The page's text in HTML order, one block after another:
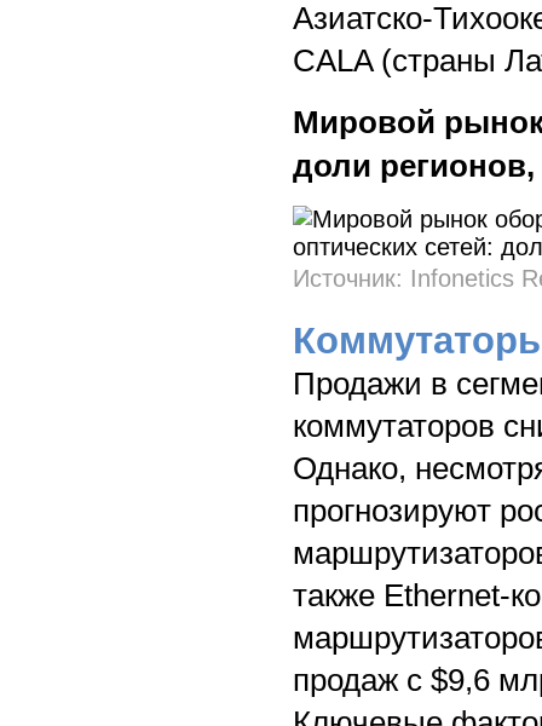
Азиатско-
CALA (страны
Мировой рынок
доли регионов,
Источник: Infonetics
Продажи в
коммутаторов
Однако,
прогнозируют
также Ethernet-
продаж с $9,6